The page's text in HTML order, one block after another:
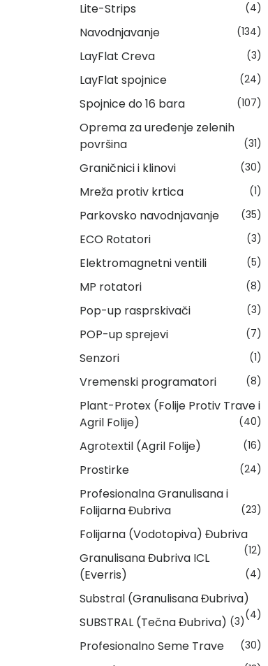
Lite-Strips (4)
Navodnjavanje (134)
LayFlat Creva (3)
LayFlat spojnice (24)
Spojnice do 16 bara (107)
Oprema za uređenje zelenih
površina
(31)
Graničnici i klinovi (30)
Mreža protiv krtica (1)
Parkovsko navodnjavanje (35)
ECO Rotatori (3)
Elektromagnetni ventili (5)
MP rotatori (8)
Pop-up rasprskivači (3)
POP-up sprejevi (7)
Senzori (1)
Vremenski programatori (8)
Plant-Protex (Folije Protiv Trave i
Agril Folije)
(40)
Agrotextil (Agril Folije) (16)
Prostirke (24)
Profesionalna Granulisana i
Folijarna Đubriva
(23)
Folijarna (Vodotopiva) Đubriva
(12)
Granulisana Đubriva ICL
(Everris)
(4)
Substral (Granulisana Đubriva)
(4)
SUBSTRAL (Tečna Đubriva) (3)
Profesionalno Seme Trave (30)